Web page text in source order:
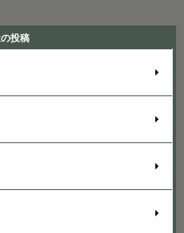
投稿